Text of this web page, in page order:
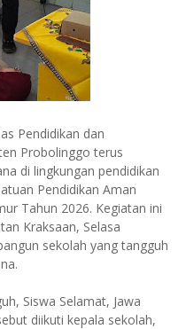
Pendidikan dan
Probolinggo terus
di lingkungan pendidikan
Pendidikan Aman
Tahun 2026. Kegiatan ini
Kraksaan, Selasa
sekolah yang tangguh
Siswa Selamat, Jawa
diikuti kepala sekolah,